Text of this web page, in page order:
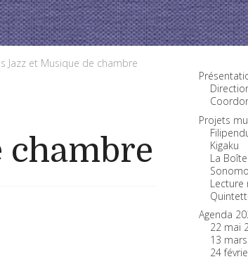
Jazz et Musique de chambre
chambre
Projets
Kigaku
La
Lecture
Agenda
22 mai
13
24